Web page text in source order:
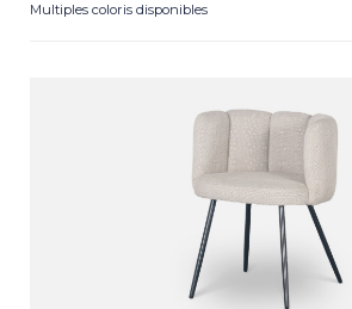
Multiples coloris disponibles